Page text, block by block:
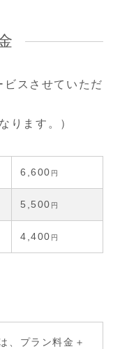
ビスさせていただ
ります。）
6,600 円
5,500 円
4,400 円
、プラン料金＋